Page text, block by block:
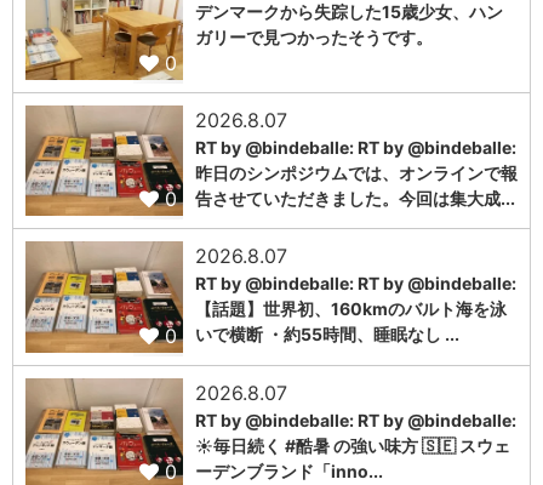
0
デンマークから失踪した15歳少女、ハン
ガリーで見つかったそうです。
0
2026.8.07
RT by @bindeballe: RT by @bindeballe:
昨日のシンポジウムでは、オンラインで報
告させていただきました。今回は集大成...
0
2026.8.07
RT by @bindeballe: RT by @bindeballe:
【話題】世界初、160kmのバルト海を泳
いで横断 ・約55時間、睡眠なし ...
0
2026.8.07
RT by @bindeballe: RT by @bindeballe:
☀️毎日続く #酷暑 の強い味方 🇸🇪 スウェ
ーデンブランド「inno...